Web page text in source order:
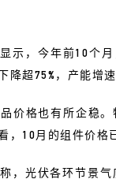
示，今年前10个
降超75%，产能增
价格也有所企稳
，10月的组件价格
，光伏各环节景